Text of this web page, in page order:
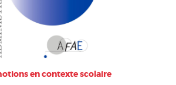
en contexte scolaire